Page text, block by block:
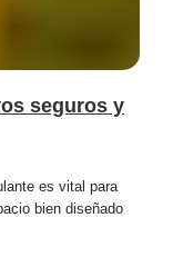
seguros y
es vital para
bien diseñado